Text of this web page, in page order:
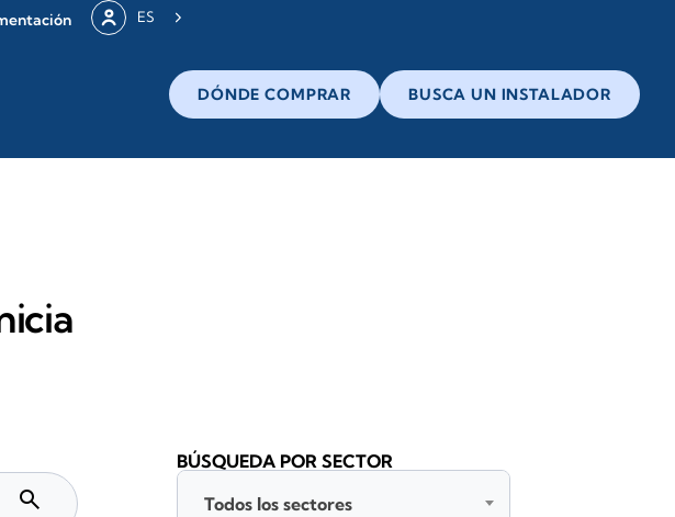
ES
DÓNDE COMPRAR BUSCA UN INSTALADOR
search
BÚSQUEDA POR SECTOR
Todos los sectores